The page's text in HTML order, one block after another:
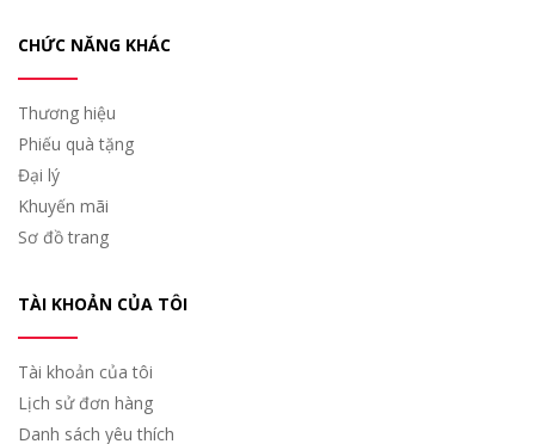
CHỨC NĂNG KHÁC
Thương hiệu
Phiếu quà tặng
Đại lý
Khuyến mãi
Sơ đồ trang
TÀI KHOẢN CỦA TÔI
Tài khoản của tôi
Lịch sử đơn hàng
Danh sách yêu thích